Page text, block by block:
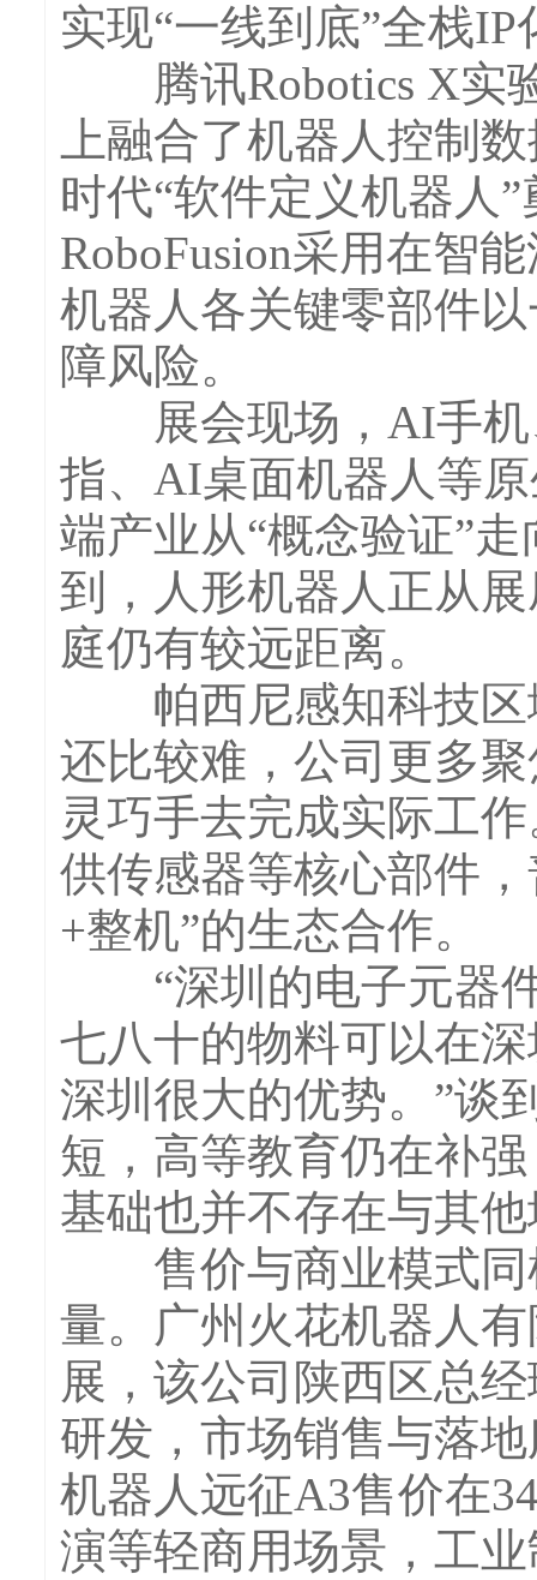
实现“一线到底”全栈
腾讯Robotics X实
上融合了机器人控制
时代“软件定义机器人
RoboFusion采用在智
机器人各关键零部件
障风险。
展会现场，AI手机
指、AI桌面机器人等
端产业从“概念验证”
到，人形机器人正从
庭仍有较远距离。
帕西尼感知科技区
还比较难，公司更多
灵巧手去完成实际工
供传感器等核心部件
+整机”的生态合作。
“深圳的电子元器件
七八十的物料可以在
深圳很大的优势。”谈
短，高等教育仍在补
基础也并不存在与其
售价与商业模式同
量。广州火花机器人
展，该公司陕西区总
研发，市场销售与落
机器人远征A3售价在
演等轻商用场景，工